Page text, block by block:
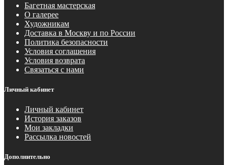
Багетная мастерская
О галерее
Художникам
Доставка в Москву и по России
Политика безопасности
Условия соглашения
Условия возврата
Связаться с нами
Личный кабинет
Личный кабинет
История заказов
Мои закладки
Рассылка новостей
Дополнительно